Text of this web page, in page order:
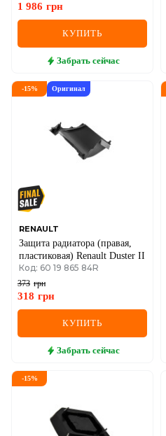
1 986 грн
КУПИТЬ
Забрать сейчас
-15% Оригинал
RENAULT
Защита радиатора (правая,
пластиковая) Renault Duster II
Код: 60 19 865 84R
373 грн
318 грн
КУПИТЬ
Забрать сейчас
-15%